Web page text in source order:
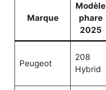
Marque
Modèle
phare
2025
Peugeot
208
Hybrid